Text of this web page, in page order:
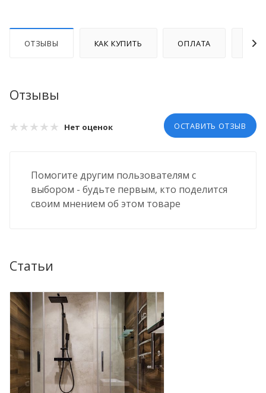
ОТЗЫВЫ КАК КУПИТЬ ОПЛАТА
Отзывы
Нет оценок ОСТАВИТЬ ОТЗЫВ
Помогите другим пользователям с
выбором - будьте первым, кто поделится
своим мнением об этом товаре
Статьи